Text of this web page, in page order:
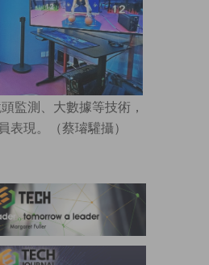
監測、大數據等技術，
表現。（蔡璿驩攝）